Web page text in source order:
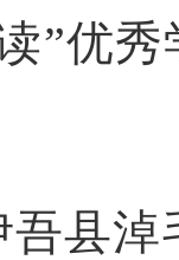
”优秀
县